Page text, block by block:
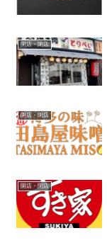
開店・閉店
開店・閉店
開店・閉店